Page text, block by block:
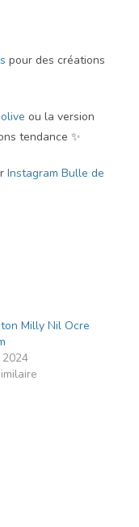
pour des créations
ou la version
tendance ✨
Instagram Bulle de
Milly Nil Ocre
2024